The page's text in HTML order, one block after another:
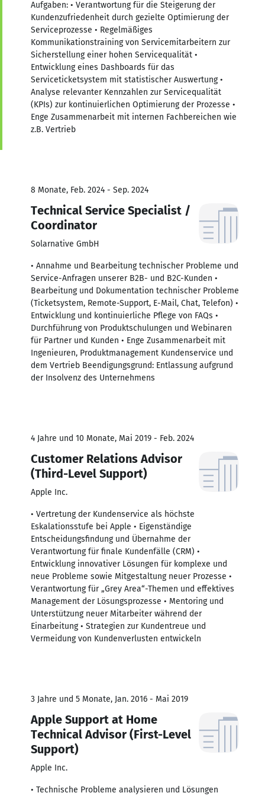
Aufgaben: • Verantwortung für die Steigerung der
Kundenzufriedenheit durch gezielte Optimierung der
Serviceprozesse • Regelmäßiges
Kommunikationstraining von Servicemitarbeitern zur
Sicherstellung einer hohen Servicequalität •
Entwicklung eines Dashboards für das
Serviceticketsystem mit statistischer Auswertung •
Analyse relevanter Kennzahlen zur Servicequalität
(KPIs) zur kontinuierlichen Optimierung der Prozesse •
Enge Zusammenarbeit mit internen Fachbereichen wie
z.B. Vertrieb
8 Monate, Feb. 2024 - Sep. 2024
Technical Service Specialist /
Coordinator
Solarnative GmbH
• Annahme und Bearbeitung technischer Probleme und
Service-Anfragen unserer B2B- und B2C-Kunden •
Bearbeitung und Dokumentation technischer Probleme
(Ticketsystem, Remote-Support, E-Mail, Chat, Telefon) •
Entwicklung und kontinuierliche Pflege von FAQs •
Durchführung von Produktschulungen und Webinaren
für Partner und Kunden • Enge Zusammenarbeit mit
Ingenieuren, Produktmanagement Kundenservice und
dem Vertrieb Beendigungsgrund: Entlassung aufgrund
der Insolvenz des Unternehmens
4 Jahre und 10 Monate, Mai 2019 - Feb. 2024
Customer Relations Advisor
(Third-Level Support)
Apple Inc.
• Vertretung der Kundenservice als höchste
Eskalationsstufe bei Apple • Eigenständige
Entscheidungsfindung und Übernahme der
Verantwortung für finale Kundenfälle (CRM) •
Entwicklung innovativer Lösungen für komplexe und
neue Probleme sowie Mitgestaltung neuer Prozesse •
Verantwortung für „Grey Area“-Themen und effektives
Management der Lösungsprozesse • Mentoring und
Unterstützung neuer Mitarbeiter während der
Einarbeitung • Strategien zur Kundentreue und
Vermeidung von Kundenverlusten entwickeln
3 Jahre und 5 Monate, Jan. 2016 - Mai 2019
Apple Support at Home
Technical Advisor (First-Level
Support)
Apple Inc.
• Technische Probleme analysieren und Lösungen